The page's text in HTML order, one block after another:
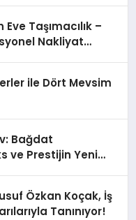
Taşımacılık –
Nakliyat
ile Dört Mevsim
Bağdat
ve Prestijin Yeni
Özkan Koçak, İş
Tanınıyor!